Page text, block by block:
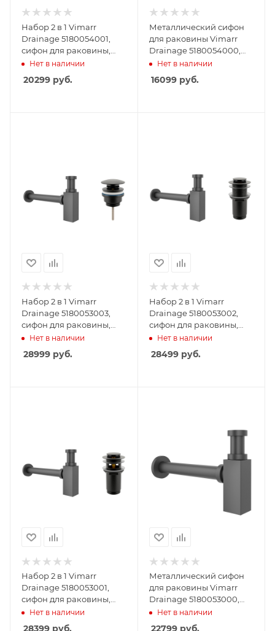
Набор 2 в 1 Vimarr
Drainage 5180054001,
сифон для раковины,
донный клапан с
переливом, золото
Нет в наличии
20299 руб.
Металлический сифон
для раковины Vimarr
Drainage 5180054000,
золото
Нет в наличии
16099руб.
Набор 2 в 1 Vimarr
Drainage 5180053003,
сифон для раковины,
донный клапан
универсальный, черный
матовый
Нет в наличии
28999 руб.
Набор 2 в 1 Vimarr
Drainage 5180053002,
сифон для раковины,
донный клапан без
перелива, черный
матовый
Нет в наличии
28499руб.
Набор 2 в 1 Vimarr
Drainage 5180053001,
сифон для раковины,
донный клапан с
переливом, черный
Нет в наличии
28399 руб.
Металлический сифон
для раковины Vimarr
Drainage 5180053000,
черный матовый
Нет в наличии
22799руб.